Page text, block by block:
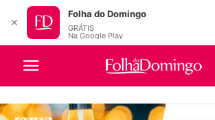
✕
Folha do Domingo
GRÁTIS
Na Google Play